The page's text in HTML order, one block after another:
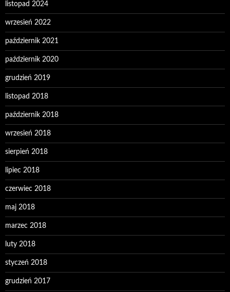
listopad 2024
wrzesień 2022
październik 2021
październik 2020
grudzień 2019
listopad 2018
październik 2018
wrzesień 2018
sierpień 2018
lipiec 2018
czerwiec 2018
maj 2018
marzec 2018
luty 2018
styczeń 2018
grudzień 2017